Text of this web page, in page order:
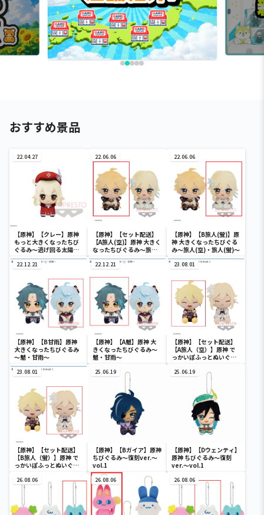
おすすめ景品
22.04.27
【原神】【クレー】原神
もっと大きくなったちび
ぐるみ～逃げ回る太陽・
クレー～
22.06.06
【原神】【セット配送】
【A旅人(空)】原神 大きく
なったちびぐるみ～旅人
(空)・旅人(蛍)～
22.06.06
【原神】【B旅人(蛍)】原
神 大きくなったちびぐる
み～旅人(空)・旅人(蛍)～
22.12.21
【原神】【B甘雨】原神
大きくなったちびぐるみ
～魈・甘雨～
22.12.21
【原神】【A魈】原神 大
きくなったちびぐるみ～
魈・甘雨～
23.08.01
【原神】【セット配送】
【A旅人（空）】原神 で
っかいぽふっとぬいぐる
23.08.01
【原神】【セット配送】
【B旅人（蛍）】原神 で
っかいぽふっとぬいぐる
25.06.19
【原神】【Bガイア】原神
ちびぐるみ～復刻ver.～
vol.1
25.06.19
【原神】【Dウェンティ】
原神 ちびぐるみ～復刻
ver.～vol.1
26.08.06 26.08.06 26.08.06